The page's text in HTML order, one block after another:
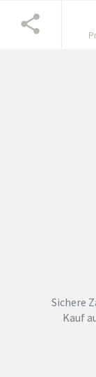
Sichere
Kauf